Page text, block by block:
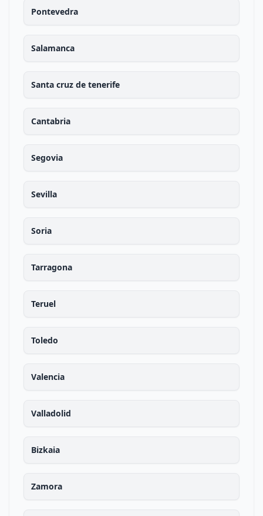
Pontevedra
Salamanca
Santa cruz de tenerife
Cantabria
Segovia
Sevilla
Soria
Tarragona
Teruel
Toledo
Valencia
Valladolid
Bizkaia
Zamora